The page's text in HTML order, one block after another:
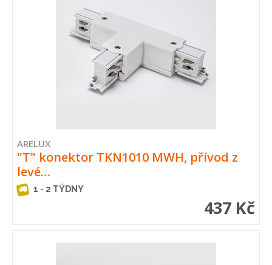
ARELUX
"T" konektor TKN1010 MWH, přívod z
levé…
1 - 2 TÝDNY
437 Kč